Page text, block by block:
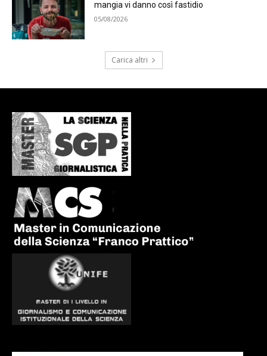
mangia vi danno così fastidio
05/08/2026
Carica altri